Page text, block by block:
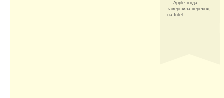
— Apple тогда
завершила переход
на Intel